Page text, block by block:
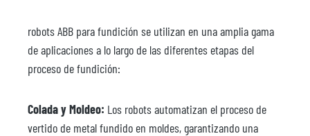
robots ABB para fundición se utilizan en una amplia gama
de aplicaciones a lo largo de las diferentes etapas del
proceso de fundición:
Colada y Moldeo: Los robots automatizan el proceso de
vertido de metal fundido en moldes, garantizando una